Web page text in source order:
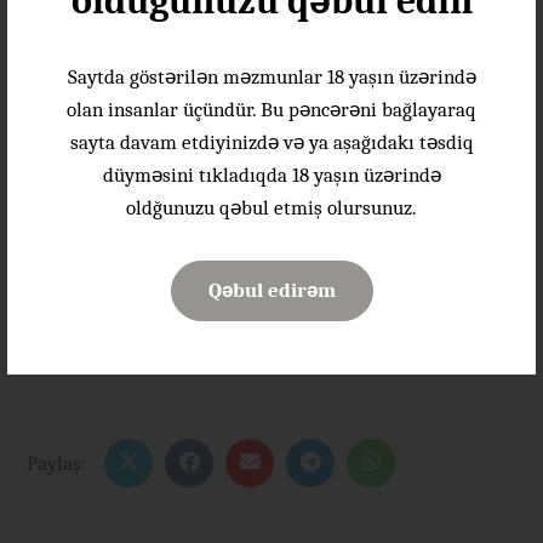
Paylaş:
Saytda göstərilən məzmunlar 18 yaşın üzərində
olan insanlar üçündür. Bu pəncərəni bağlayaraq
sayta davam etdiyinizdə və ya aşağıdakı təsdiq
düyməsini tıkladıqda 18 yaşın üzərində
oldğunuzu qəbul etmiş olursunuz.
Qəbul edirəm